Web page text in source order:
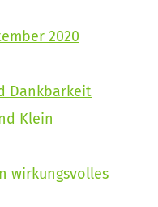
2020
Dankbarkeit
Klein
wirkungsvolles